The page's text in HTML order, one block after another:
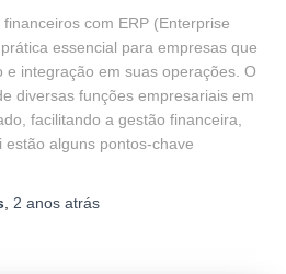
com ERP (Enterprise
essencial para empresas que
e integração em suas operações. O
diversas funções empresariais em
facilitando a gestão financeira,
alguns pontos-chave
2 anos atrás